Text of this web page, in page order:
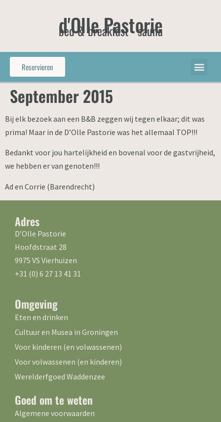
d'Olle Pastorie
bed & breakfast - sauna
Reservieren
September 2015
Bij elk bezoek aan een B&B zeggen wij tegen elkaar; dit was
prima! Maar in de D’Olle Pastorie was het allemaal TOP!!!
Bedankt voor jou hartelijkheid en bovenal voor de gastvrijheid,
we hebben er van genoten!!!
Ad en Corrie (Barendrecht)
Adres
D’Olle Pastorie
Hoofdstraat 28
9975 VS Vierhuizen
+31 (0) 6 27 13 41 31
Omgeving
Eten en drinken
Cultuur en Musea in Groningen
Voor kinderen (en volwassenen)
Voor volwassenen (en kinderen)
Werelderfgoed Waddenzee
Goed om te weten
Algemene voorwaarden